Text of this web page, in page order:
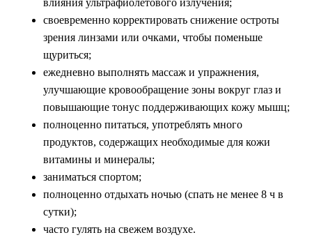
влияния ультрафиолетового излучения;
своевременно корректировать снижение остроты
зрения линзами или очками, чтобы поменьше
щуриться;
ежедневно выполнять массаж и упражнения,
улучшающие кровообращение зоны вокруг глаз и
повышающие тонус поддерживающих кожу мышц;
полноценно питаться, употреблять много
продуктов, содержащих необходимые для кожи
витамины и минералы;
заниматься спортом;
полноценно отдыхать ночью (спать не менее 8 ч в
сутки);
часто гулять на свежем воздухе.